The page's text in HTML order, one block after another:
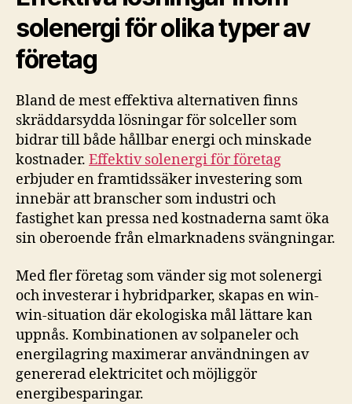
solenergi för olika typer av
företag
Bland de mest effektiva alternativen finns
skräddarsydda lösningar för solceller som
bidrar till både hållbar energi och minskade
kostnader. Effektiv solenergi för företag
erbjuder en framtidssäker investering som
innebär att branscher som industri och
fastighet kan pressa ned kostnaderna samt öka
sin oberoende från elmarknadens svängningar.
Med fler företag som vänder sig mot solenergi
och investerar i hybridparker, skapas en win-
win-situation där ekologiska mål lättare kan
uppnås. Kombinationen av solpaneler och
energilagring maximerar användningen av
genererad elektricitet och möjliggör
energibesparingar.